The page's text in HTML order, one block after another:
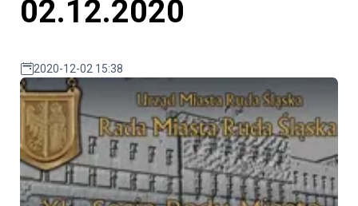
02.12.2020
2020-12-02 15:38